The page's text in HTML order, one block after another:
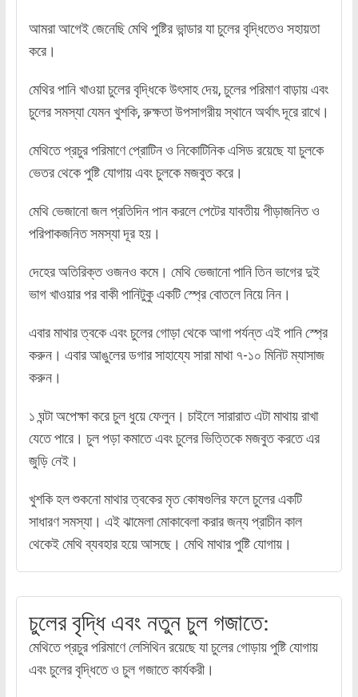
আমরা আগেই জেনেছি মেথি পুষ্টির ভান্ডার যা চুলের বৃদ্ধিতেও সহায়তা
করে।
মেথির পানি খাওয়া চুলের বৃদ্ধিকে উৎসাহ দেয়, চুলের পরিমাণ বাড়ায় এবং
চুলের সমস্যা যেমন খুশকি, রুক্ষতা উপসাগরীয় স্থানে অর্থাৎ দূরে রাখে।
মেথিতে প্রচুর পরিমাণে প্রোটিন ও নিকোটিনিক এসিড রয়েছে যা চুলকে
ভেতর থেকে পুষ্টি যোগায় এবং চুলকে মজবুত করে।
মেথি ভেজানো জল প্রতিদিন পান করলে পেটের যাবতীয় পীড়াজনিত ও
পরিপাকজনিত সমস্যা দূর হয়।
দেহের অতিরিক্ত ওজনও কমে। মেথি ভেজানো পানি তিন ভাগের দুই
ভাগ খাওয়ার পর বাকী পানিটুকু একটি স্প্রে বোতলে নিয়ে নিন।
এবার মাথার ত্বকে এবং চুলের গোড়া থেকে আগা পর্যন্ত এই পানি স্প্রে
করুন। এবার আঙুলের ডগার সাহায্যে সারা মাথা ৭-১০ মিনিট ম্যাসাজ
করুন।
১ ঘন্টা অপেক্ষা করে চুল ধুয়ে ফেলুন। চাইলে সারারাত এটা মাথায় রাখা
যেতে পারে। চুল পড়া কমাতে এবং চুলের ভিত্তিকে মজবুত করতে এর
জুড়ি নেই।
খুশকি হল শুকনো মাথার ত্বকের মৃত কোষগুলির ফলে চুলের একটি
সাধারণ সমস্যা। এই ঝামেলা মোকাবেলা করার জন্য প্রাচীন কাল
থেকেই মেথি ব্যবহার হয়ে আসছে। মেথি মাথার পুষ্টি যোগায়।
চুলের বৃদ্ধি এবং নতুন চুল গজাতে:
মেথিতে প্রচুর পরিমাণে লেসিথিন রয়েছে যা চুলের গোড়ায় পুষ্টি যোগায়
এবং চুলের বৃদ্ধিতে ও চুল গজাতে কার্যকরী।